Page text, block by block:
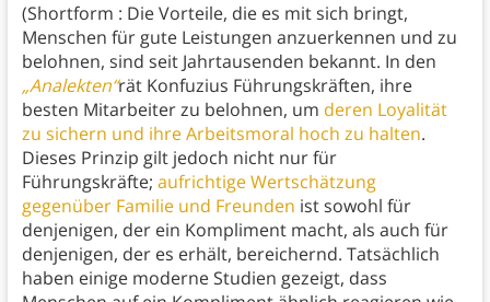
(Shortform : Die Vorteile, die es mit sich bringt,
Menschen für gute Leistungen anzuerkennen und zu
belohnen, sind seit Jahrtausenden bekannt. In den
„Analekten“rät Konfuzius Führungskräften, ihre
besten Mitarbeiter zu belohnen, um deren Loyalität
zu sichern und ihre Arbeitsmoral hoch zu halten.
Dieses Prinzip gilt jedoch nicht nur für
Führungskräfte; aufrichtige Wertschätzung
gegenüber Familie und Freunden ist sowohl für
denjenigen, der ein Kompliment macht, als auch für
denjenigen, der es erhält, bereichernd. Tatsächlich
haben einige moderne Studien gezeigt, dass